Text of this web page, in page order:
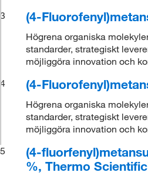
3
(4-
Högrena organiska
standarder, strategiskt
möjliggöra innovation och
4
(4-
Högrena organiska
standarder, strategiskt
möjliggöra innovation och
5
(4-
%, Thermo